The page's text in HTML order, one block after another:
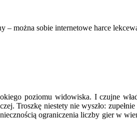
można sobie internetowe harce
poziomu widowiska. I czujne
Troszkę niestety nie wyszło:
ograniczenia liczby gier w